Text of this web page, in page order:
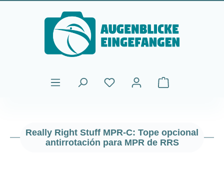
Saltar al contenido principal
El carrito de
Really Right Stuff MPR-C: Tope opcional
antirrotación para MPR de RRS